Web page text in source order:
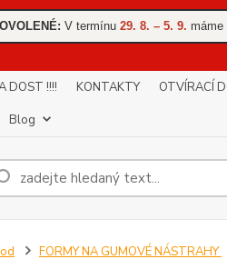
V termínu 29. 8. – 5. 9.
DOST !!!! KONTAKTY OTVÍRACÍ
Blog
FORMY NA GUMOVÉ NÁSTRAHY